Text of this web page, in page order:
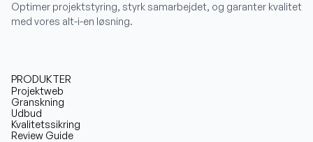
Optimer projektstyring, styrk samarbejdet, og garanter kvalitet
med vores alt-i-en løsning.
PRODUKTER
Projektweb
Granskning
Udbud
Kvalitetssikring
Review Guide